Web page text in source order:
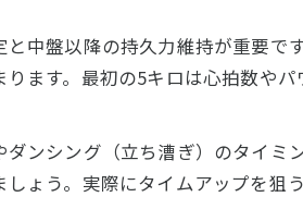
中盤以降の持久力維持が重要で
ます。最初の5キロは心拍数や
ンシング（立ち漕ぎ）のタイミ
ょう。実際にタイムアップを狙